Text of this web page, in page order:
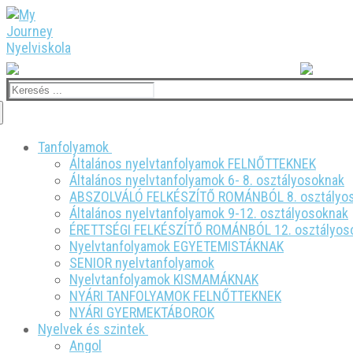
Ugrás
a
tartalomra
Menü
Bezárás
Keresése:
Tanfolyamok
Általános nyelvtanfolyamok FELNŐTTEKNEK
Általános nyelvtanfolyamok 6- 8. osztályosoknak
ABSZOLVÁLÓ FELKÉSZÍTŐ ROMÁNBÓL 8.
Általános nyelvtanfolyamok 9-12. osztályosoknak
ÉRETTSÉGI FELKÉSZÍTŐ ROMÁNBÓL 12.
Nyelvtanfolyamok EGYETEMISTÁKNAK
SENIOR nyelvtanfolyamok
Nyelvtanfolyamok KISMAMÁKNAK
NYÁRI TANFOLYAMOK FELNŐTTEKNEK
NYÁRI GYERMEKTÁBOROK
Nyelvek és szintek
Angol